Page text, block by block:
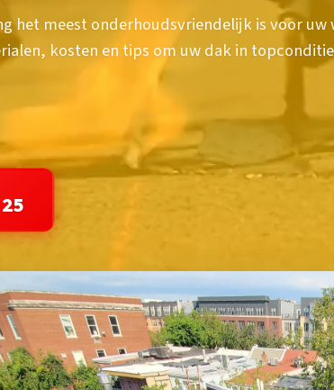
het meest onderhoudsvriendelijk is voor uw
kosten en tips om uw dak in